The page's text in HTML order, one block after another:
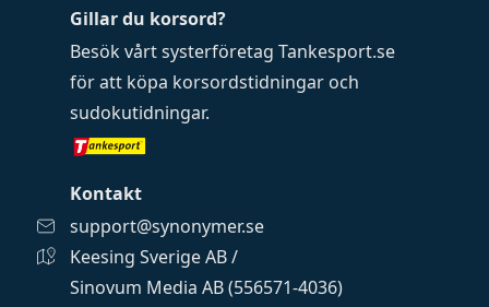
Gillar du korsord?
Besök vårt systerföretag Tankesport.se
för att köpa korsordstidningar och
sudokutidningar.
Kontakt
support@synonymer.se
Keesing Sverige AB /
Sinovum Media AB (556571-4036)